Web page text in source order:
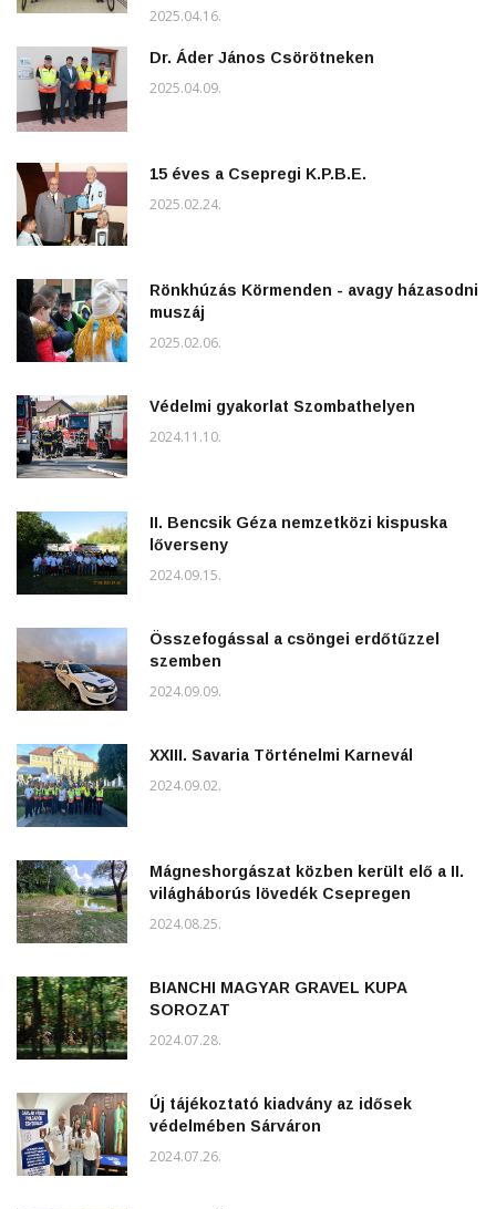
2025.04.16.
Dr. Áder János Csörötneken
2025.04.09.
15 éves a Csepregi K.P.B.E.
2025.02.24.
Rönkhúzás Körmenden - avagy házasodni
muszáj
2025.02.06.
Védelmi gyakorlat Szombathelyen
2024.11.10.
II. Bencsik Géza nemzetközi kispuska
lőverseny
2024.09.15.
Összefogással a csöngei erdőtűzzel
szemben
2024.09.09.
XXIII. Savaria Történelmi Karnevál
2024.09.02.
Mágneshorgászat közben került elő a II.
világháborús lövedék Csepregen
2024.08.25.
BIANCHI MAGYAR GRAVEL KUPA
SOROZAT
2024.07.28.
Új tájékoztató kiadvány az idősek
védelmében Sárváron
2024.07.26.